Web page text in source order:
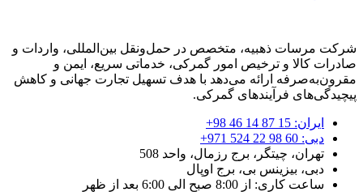
شرکت مرسات ذهبیه، متخصص در حمل‌ونقل بین‌المللی، واردات و
صادرات کالا و ترخیص امور گمرکی، خدماتی سریع، ایمن و
مقرون‌به‌صرفه ارائه می‌دهد با هدف تسهیل تجارت جهانی و کاهش
پیچیدگی‌های فرآیندهای گمرکی.
ایران: 15 87 14 46 98+
دبی: 60 98 22 524 971+
تهران، چیتگر، برج رزمال، واحد 508
دبی، بیزینس بی، برج اوپال
ساعت کاری: از 8:00 صبح الی 6:00 بعد از ظهر